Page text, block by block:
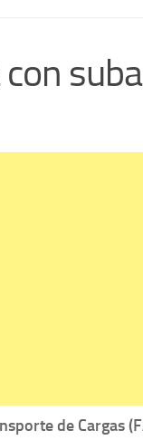
de Cargas